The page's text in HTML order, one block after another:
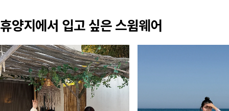
휴양지에서 입고 싶은 스윔웨어